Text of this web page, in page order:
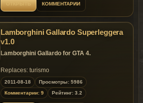
КОММЕНТАРИИ
Lamborghini Gallardo Superleggera
v1.0
Lamborghini Gallardo for GTA 4.
Replaces: turismo
2011-08-18
Просмотры: 5986
Комментарии: 9
Рейтинг: 3.2